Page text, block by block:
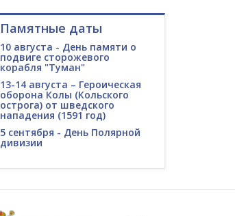
Памятные даты
10 августа - День памяти о
подвиге сторожевого
корабля "Туман"
13-14 августа – Героическая
оборона Колы (Кольского
острога) от шведского
нападения (1591 год)
5 сентября - День Полярной
дивизии